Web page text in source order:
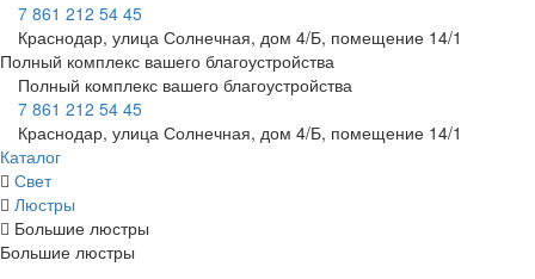
7 861 212 54 45
Краснодар, улица Солнечная, дом 4/Б, помещение 14/1
Полный комплекс вашего благоустройства
Полный комплекс вашего благоустройства
7 861 212 54 45
Краснодар, улица Солнечная, дом 4/Б, помещение 14/1
Каталог
Свет
Люстры
Большие люстры
Большие люстры